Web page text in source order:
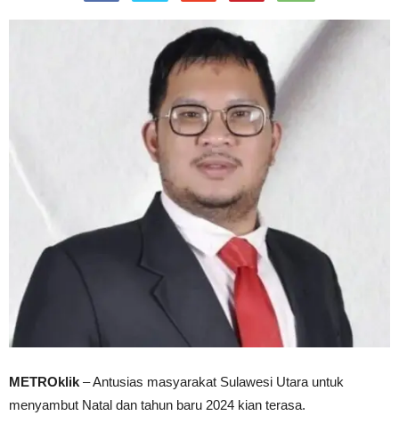
METROklik – Antusias masyarakat Sulawesi Utara untuk
menyambut Natal dan tahun baru 2024 kian terasa.